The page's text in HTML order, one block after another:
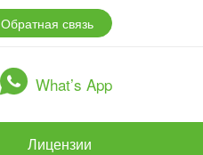
Обратная связь
What’s App
Лицензии